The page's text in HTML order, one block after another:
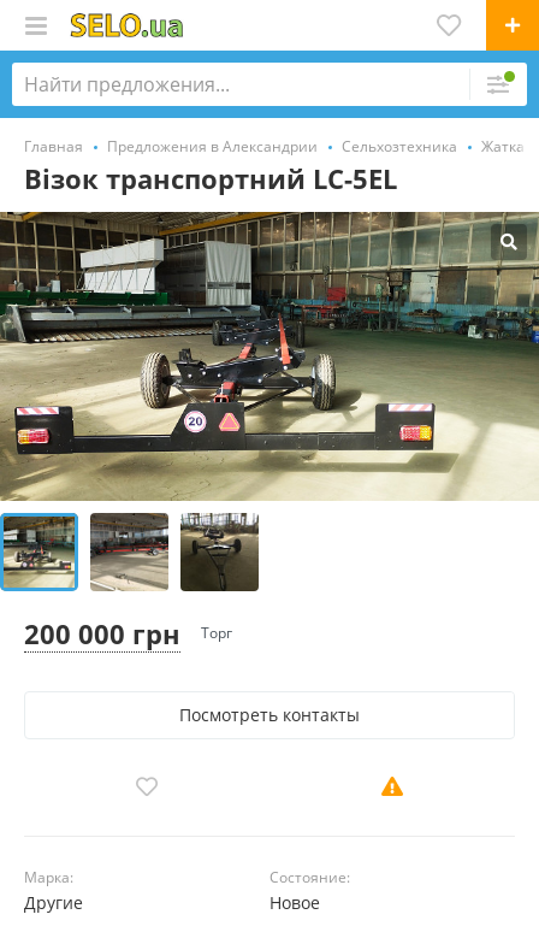
Главная Предложения в Александрии Сельхозтехника Жатка
Візок транспортний LC-5ЕL
200 000 грн Торг
Посмотреть контакты
Марка:
Другие
Состояние:
Новое